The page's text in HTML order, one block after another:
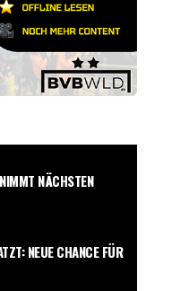
NÄCHSTEN
NEUE CHANCE FÜR